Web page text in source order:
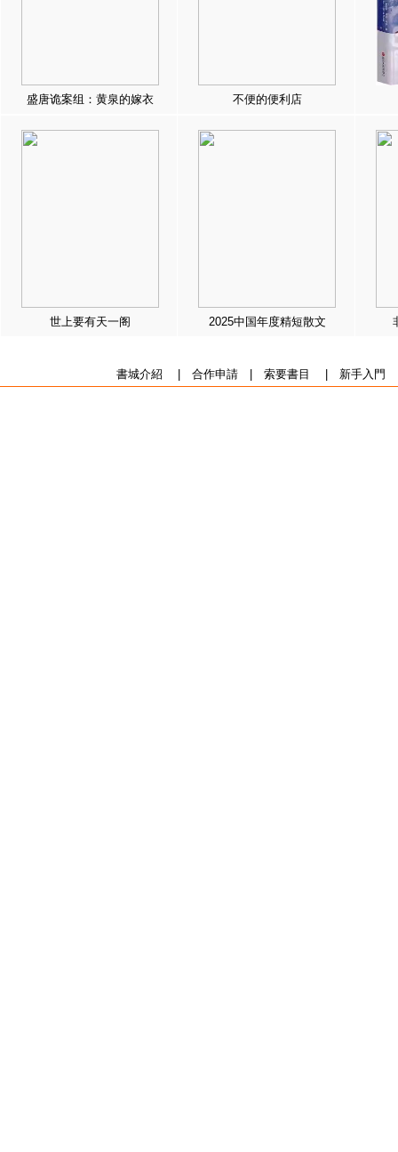
盛唐诡案组：黄泉的嫁衣 不便的便利店
世上要有天一阁 2025中国年度精短散文
書城介紹 合作申請| 索要書目 新手入門